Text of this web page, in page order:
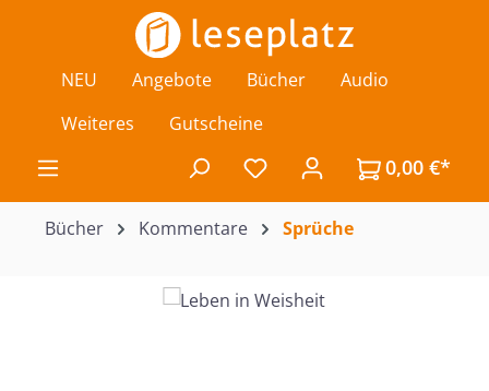
Zum Hauptinhalt springen
NEU Angebote Bücher
Audio
Weiteres
Gutscheine
Du hast 0 Produkte auf
0,00 €*
Bücher Kommentare Sprüche
Bildergalerie überspringen